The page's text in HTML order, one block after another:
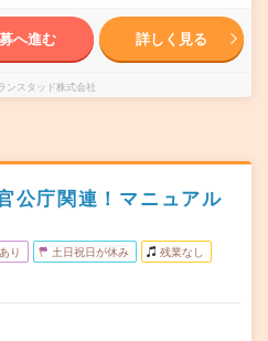
へ進む 詳しく見る
ンスタッド株式会社
公庁関連！マニュアル
り 土日祝日が休み 残業なし